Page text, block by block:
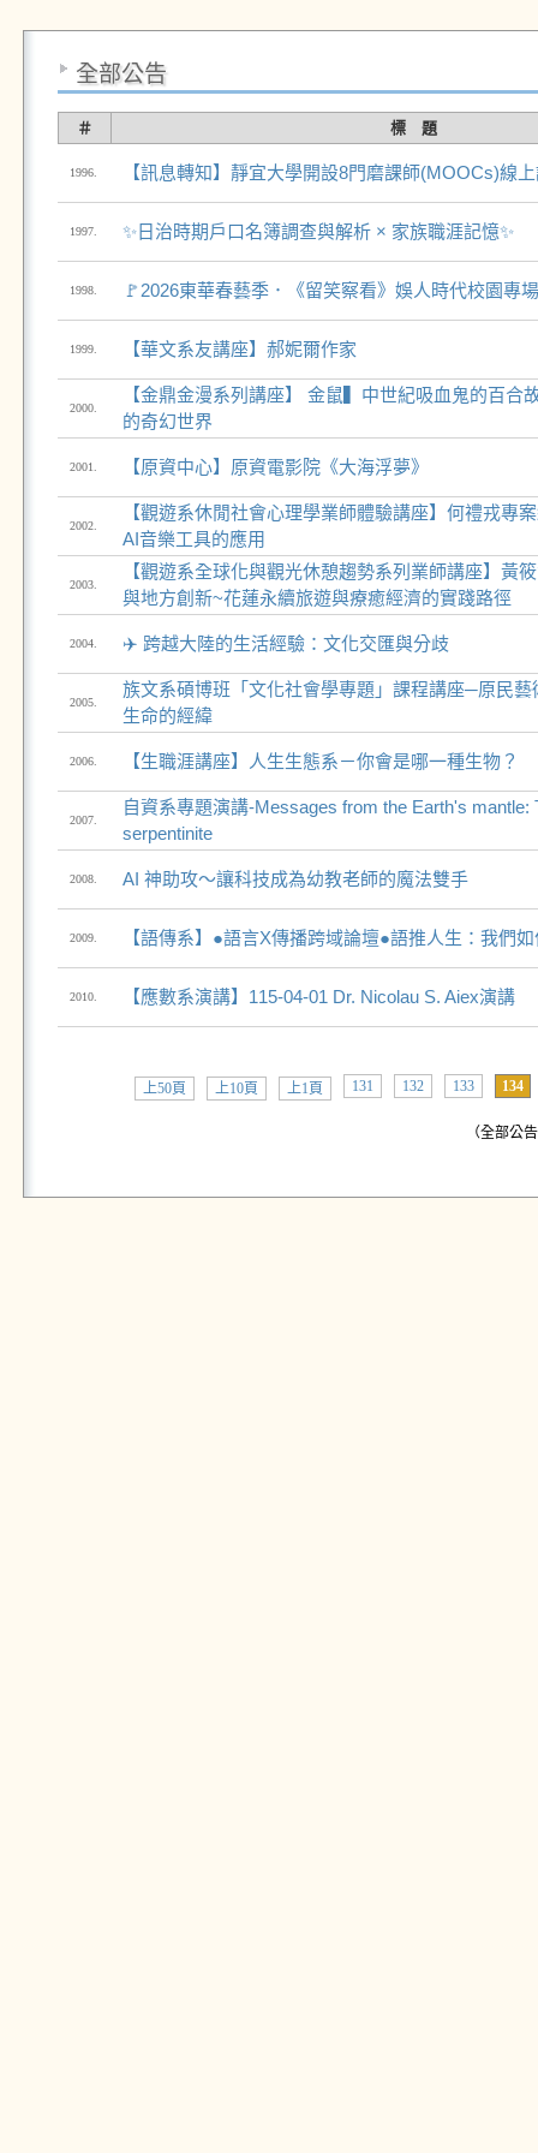
全部公告
＃ 標 題
1996. 【訊息轉知】靜宜大學開設8門磨課師(MOOCs)線
1997. ✨日治時期戶口名簿調查與解析 × 家族職涯記憶✨
1998. 🚩2026東華春藝季．《留笑察看》娛人時代校園專場
1999. 【華文系友講座】郝妮爾作家
2000.
【金鼎金漫系列講座】 金鼠▍中世紀吸血鬼的百合
的奇幻世界
2001. 【原資中心】原資電影院《大海浮夢》
2002.
【觀遊系休閒社會心理學業師體驗講座】何禮戎專
AI音樂工具的應用
2003.
【觀遊系全球化與觀光休憩趨勢系列業師講座】黃
與地方創新~花蓮永續旅遊與療癒經濟的實踐路徑
2004. ✈️ 跨越大陸的生活經驗：文化交匯與分歧
2005.
族文系碩博班「文化社會學專題」課程講座─原民
生命的經緯
2006. 【生職涯講座】人生生態系－你會是哪一種生物？
2007.
自資系專題演講-Messages from the Earth's mantle:
serpentinite
2008. AI 神助攻～讓科技成為幼教老師的魔法雙手
2009. 【語傳系】●語言X傳播跨域論壇●語推人生：我們
2010. 【應數系演講】115-04-01 Dr. Nicolau S. Aiex演講
上50頁 上10頁 上1頁 131 132 133 134
（全部公